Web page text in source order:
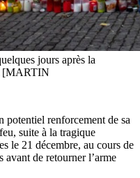
jours après la
[MARTIN
potentiel renforcement de sa
suite à la tragique
le 21 décembre, au cours de
avant de retourner l’arme